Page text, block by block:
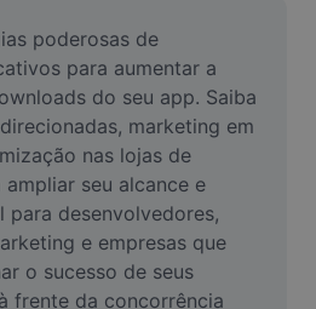
poderosas de
para aumentar a
do seu app. Saiba
marketing em
nas lojas de
seu alcance e
para desenvolvedores,
e empresas que
o sucesso de seus
frente da concorrência